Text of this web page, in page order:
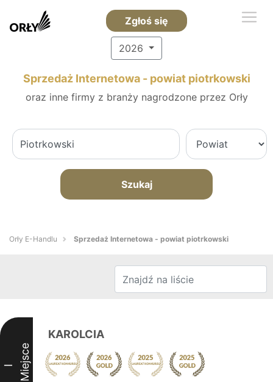
Zgłoś się
2026
Sprzedaż Internetowa - powiat piotrkowski
oraz inne firmy z branży nagrodzone przez Orły
Szukaj
Orły E-Handlu Sprzedaż Internetowa - powiat piotrkowski
I Miejsce
KAROLCIA